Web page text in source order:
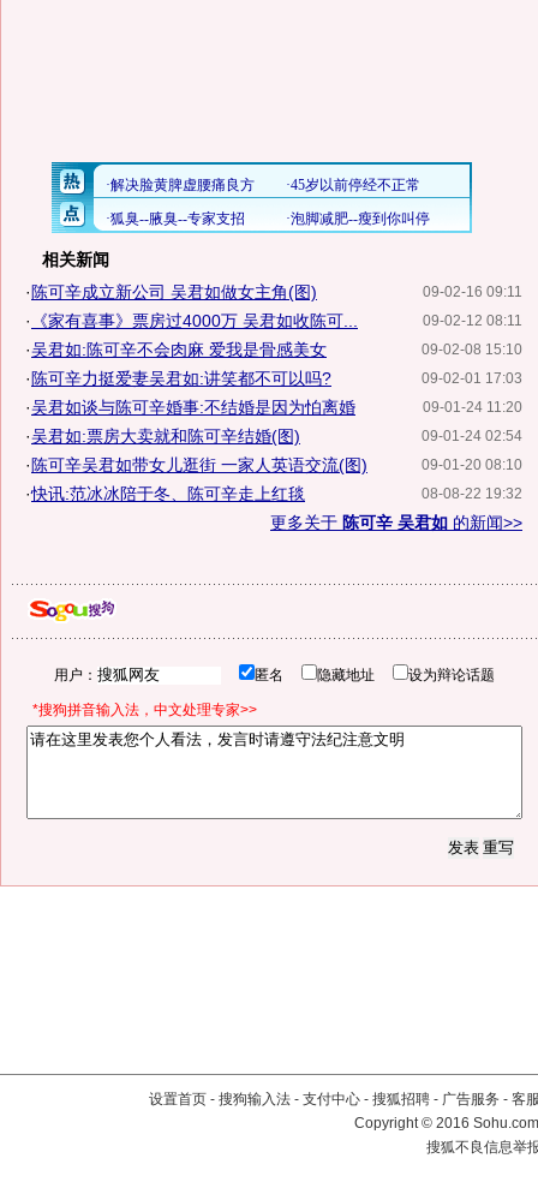
相关新闻
09-02-16 09:11
· 陈可辛成立新公司 吴君如做女主角(图)
09-02-12 08:11
· 《家有喜事》票房过4000万 吴君如收陈可...
09-02-08 15:10
·吴君如:陈可辛不会肉麻 爱我是骨感美女
09-02-01 17:03
· 陈可辛力挺爱妻吴君如:讲笑都不可以吗?
09-01-24 11:20
·吴君如谈与陈可辛婚事:不结婚是因为怕离婚
09-01-24 02:54
·吴君如:票房大卖就和陈可辛结婚(图)
09-01-20 08:10
· 陈可辛吴君如带女儿逛街 一家人英语交流(图)
08-08-22 19:32
·快讯:范冰冰陪于冬、陈可辛走上红毯
更多关于 陈可辛 吴君如 的新闻>>
用户： 匿名 隐藏地址 设为辩论话题
*搜狗拼音输入法，中文处理专家>>
设置首页 - 搜狗输入法 - 支付中心 - 搜狐招聘 - 广告服务 - 客
Copyright©2016
搜狐不良信息举